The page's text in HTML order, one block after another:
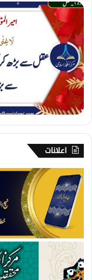
1
8
8
۔
ع
ق
ل
اعلانات